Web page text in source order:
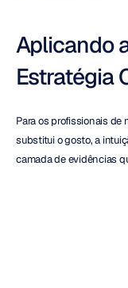
Aplicando
Estratégia
Para os profissionais de
substitui o gosto, a
camada de evidências